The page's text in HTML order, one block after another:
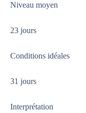
Niveau moyen
23 jours
Conditions idéales
31 jours
Interprétation